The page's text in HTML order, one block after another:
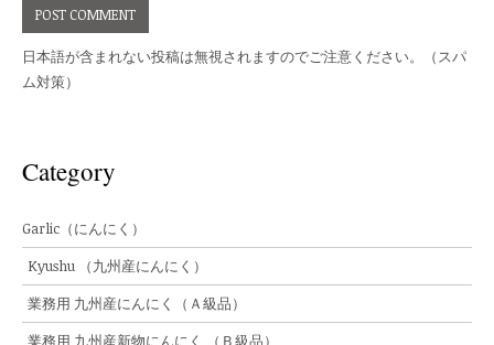
日本語が含まれない投稿は無視されますのでご注意ください。（スパ
ム対策）
Category
Garlic（にんにく）
Kyushu （九州産にんにく）
業務用 九州産にんにく（Ａ級品）
業務用 九州産新物にんにく （Ｂ級品）